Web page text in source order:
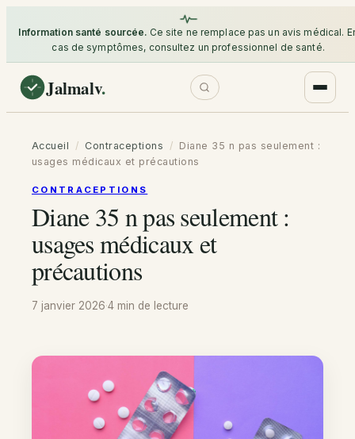
Information santé sourcée. Ce site ne remplace pas un avis médical.
cas de symptômes, consultez un professionnel de santé.
Jalmalv.
Accueil / Contraceptions / Diane 35 n pas seulement :
usages médicaux et précautions
CONTRACEPTIONS
Diane 35 n pas seulement :
usages médicaux et
précautions
7 janvier 2026·4 min de lecture